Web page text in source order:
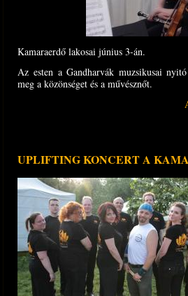
Kamaraerdő lakosai június 3-án.
Az esten a Gandharvák muzsikusai
meg a közönséget és a művésznőt.
UPLIFTING KONCERT A